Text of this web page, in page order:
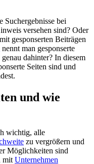
Suchergebnisse bei⁢
versehen sind? Oder
gesponserten Beiträgen
​ nennt man gesponserte
⁤dahinter? In diesem
Seiten sind und
und ⁤wie
wichtig, alle
zu ⁢vergrößern und
⁤Möglichkeiten ⁢sind
mit Unternehmen